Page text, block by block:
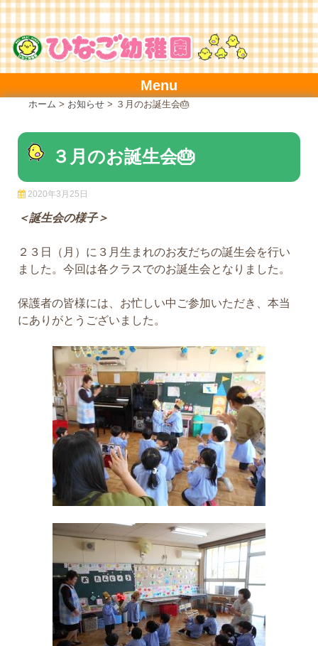
Skip
to
content
Menu
ホーム > お知らせ > ３月のお誕生会🎂
３月のお誕生会🎂
2020年3月25日
＜誕生会の様子＞
２３日（月）に３月生まれのお友だちの誕生会を行い
ました。今回は各クラスでのお誕生会となりました。
保護者の皆様には、お忙しい中ご参加いただき、本当
にありがとうございました。